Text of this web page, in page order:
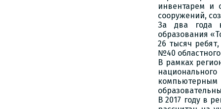
инвентарем и
сооружений,
За два года
образования
26 тысяч
№40
В рамках
компьютерным
В 2017 году в